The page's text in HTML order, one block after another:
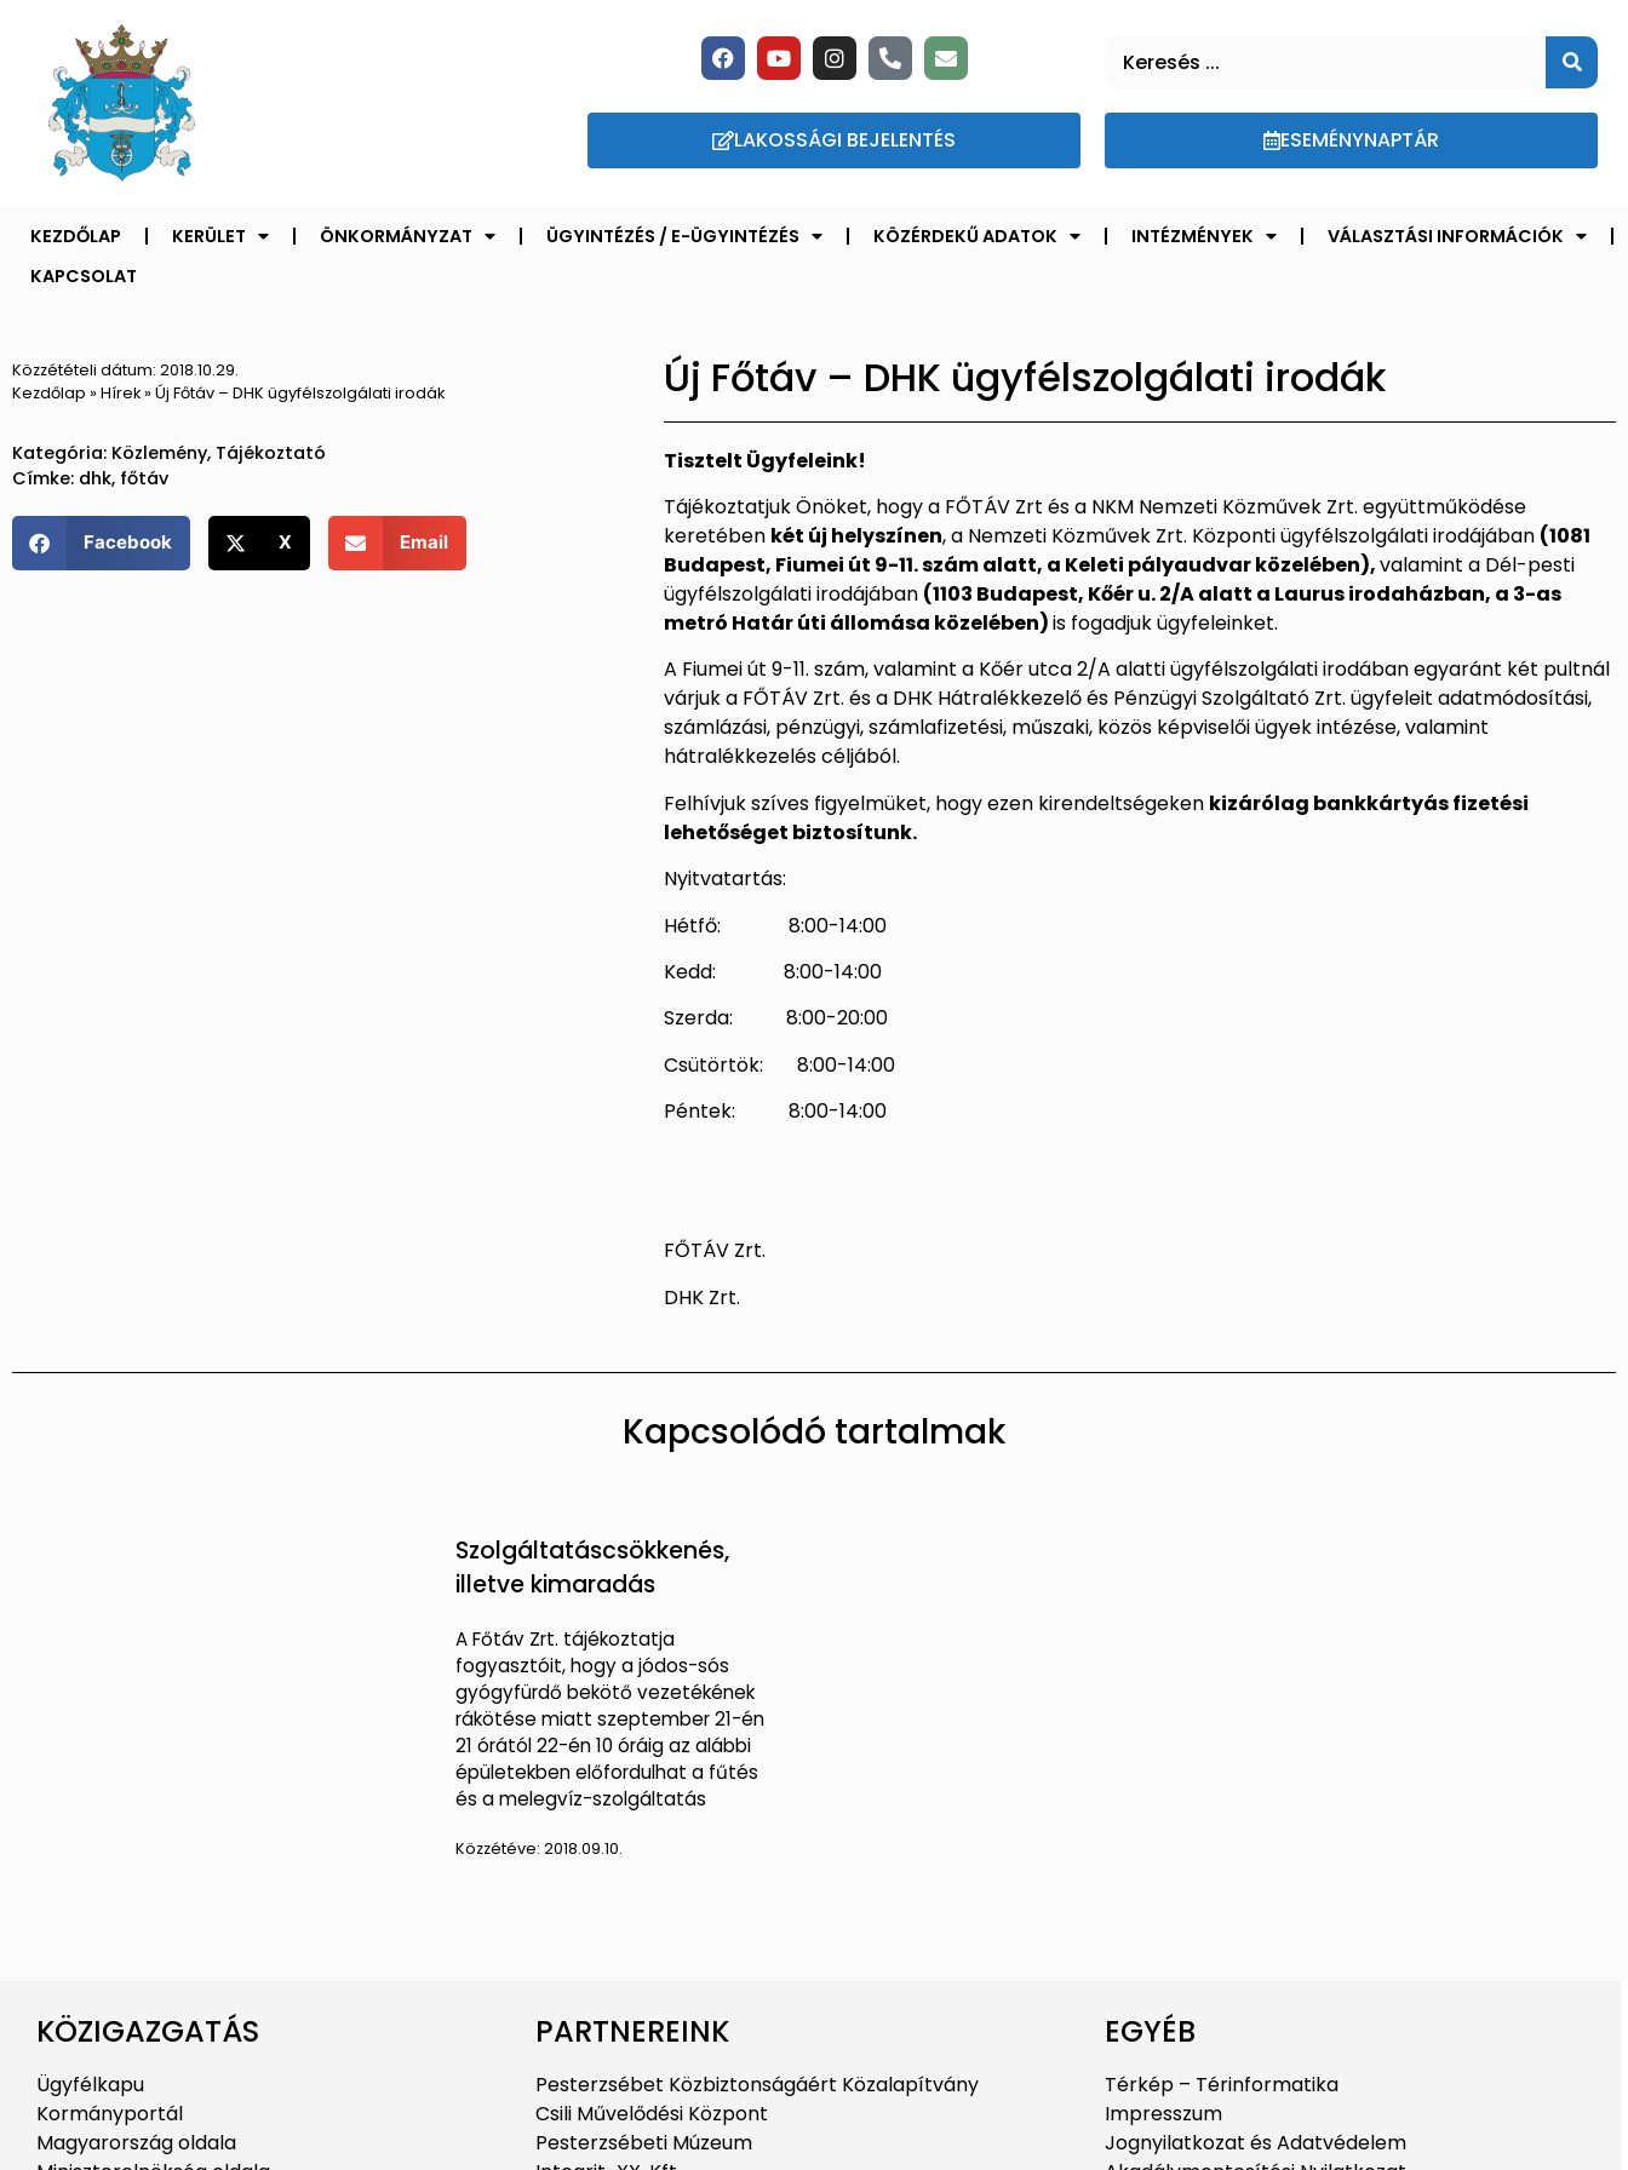
LAKOSSÁGI BEJELENTÉS ESEMÉNYNAPTÁR
KEZDŐLAP KERÜLET ÖNKORMÁNYZAT ÜGYINTÉZÉS / E-ÜGYINTÉZÉS KÖZÉRDEKŰ ADATOK INTÉZMÉNYEK
VÁLASZTÁSI INFORMÁCIÓK
KAPCSOLAT
Közzétételi dátum: 2018.10.29.
Kezdőlap » Hírek» Új Főtáv – DHK ügyfélszolgálati irodák
Kategória: Közlemény, Tájékoztató
Címke: dhk, főtáv
Facebook X Email
Új Főtáv – DHK ügyfélszolgálati irodák
Tisztelt Ügyfeleink!
Tájékoztatjuk Önöket, hogy a FŐTÁV Zrt és a NKM Nemzeti Közművek Zrt. együttműködése
keretében két új helyszínen, a Nemzeti Közművek Zrt. Központi ügyfélszolgálati irodájában (1081
Budapest, Fiumei út 9-11. szám alatt, a Keleti pályaudvar közelében),valamint a Dél-pesti
ügyfélszolgálati irodájában (1103 Budapest, Kőér u. 2/A alatt a Laurus irodaházban, a 3-as
metró Határ úti állomása közelében)is fogadjuk ügyfeleinket.
A Fiumei út 9-11. szám, valamint a Kőér utca 2/A alatti ügyfélszolgálati irodában egyaránt két pultnál
várjuk a FŐTÁV Zrt. és a DHK Hátralékkezelő és Pénzügyi Szolgáltató Zrt. ügyfeleit adatmódosítási,
számlázási, pénzügyi, számlafizetési, műszaki, közös képviselői ügyek intézése, valamint
hátralékkezelés céljából.
Felhívjuk szíves figyelmüket, hogy ezen kirendeltségeken kizárólag bankkártyás fizetési
lehetőséget biztosítunk.
Nyitvatartás:
Hétfő: 8:00-14:00
Kedd: 8:00-14:00
Szerda: 8:00-20:00
Csütörtök: 8:00-14:00
Péntek: 8:00-14:00
FŐTÁV Zrt.
DHK Zrt.
Kapcsolódó tartalmak
Szolgáltatáscsökkenés,
illetve kimaradás
A Főtáv Zrt. tájékoztatja
fogyasztóit, hogy a jódos-sós
gyógyfürdő bekötő vezetékének
rákötése miatt szeptember 21-én
21 órától 22-én 10 óráig az alábbi
épületekben előfordulhat a fűtés
és a melegvíz-szolgáltatás
Közzétéve: 2018.09.10.
KÖZIGAZGATÁS
Ügyfélkapu
Kormányportál
Magyarország oldala
PARTNEREINK
Pesterzsébet Közbiztonságáért Közalapítvány
Csili Művelődési Központ
Pesterzsébeti Múzeum
EGYÉB
Térkép – Térinformatika
Impresszum
Jognyilatkozat és Adatvédelem